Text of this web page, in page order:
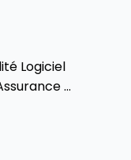
Logiciel
...